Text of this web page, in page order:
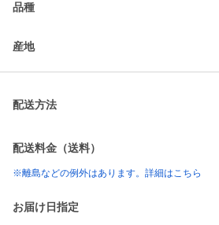
品種
産地
配送方法
配送料金（送料）
※離島などの例外はあります。詳細はこちら
お届け日指定